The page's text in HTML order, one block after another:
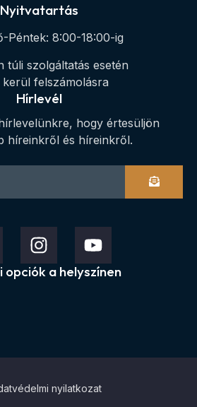
Nyitvatartás
Péntek: 8:00-18:00-ig
túli szolgáltatás esetén
felszámolásra
Hírlevél
hogy értesüljön
híreinkről és híreinkről.
opciók a helyszínen
nyilatkozat